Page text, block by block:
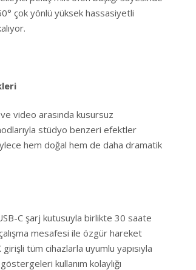
çok yönlü yüksek hassasiyetli
video arasında kusursuz
stüdyo benzeri efektler
hem doğal hem de daha dramatik
C şarj kutusuyla birlikte 30 saate
mesafesi ile özgür hareket
tüm cihazlarla uyumlu yapısıyla
kullanım kolaylığı